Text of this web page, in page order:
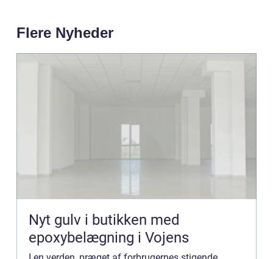
Flere Nyheder
Nyt gulv i butikken med
epoxybelægning i Vojens